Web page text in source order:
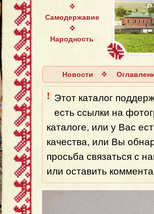
Самодержавие
Народность
Новости
! Этот каталог
есть ссылки на
каталоге, или у Вас
качества, или Вы
просьба связаться с
или оставить